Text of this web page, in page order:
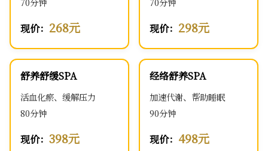
现价： 268元 现价： 298元
舒养舒缓SPA
活血化瘀、缓解压力
80分钟
现价： 398元
经络舒养SPA
加速代谢、帮助睡眠
90分钟
现价： 498元